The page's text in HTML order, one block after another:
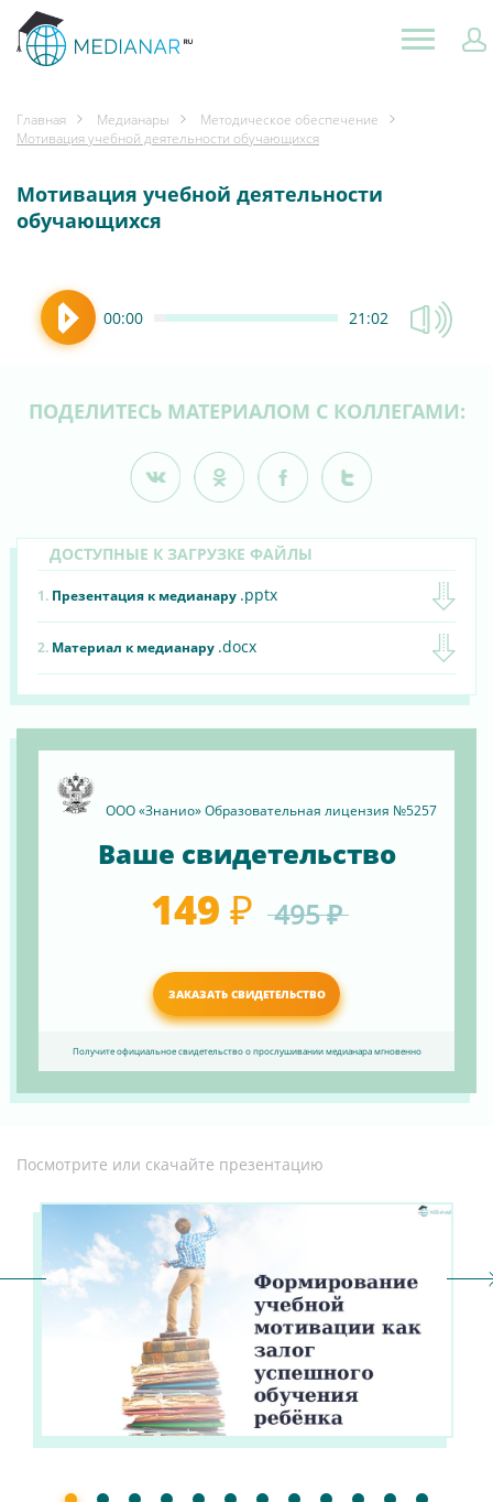
Главная Медианары
Методическое обеспечение
Мотивация учебной деятельности обучающихся
Мотивация учебной деятельности
обучающихся
00:00 21:02
ПОДЕЛИТЕСЬ МАТЕРИАЛОМ С КОЛЛЕГАМИ:
ДОСТУПНЫЕ К ЗАГРУЗКЕ ФАЙЛЫ
1. Презентация к медианару .pptx
2. Материал к медианару .docx
ООО «Знанио» Образовательная лицензия №5257
Ваше свидетельство
149 ₽ 495 ₽
ЗАКАЗАТЬ СВИДЕТЕЛЬСТВО
Получите официальное свидетельство о прослушивании медианара мгновенно
Посмотрите или скачайте презентацию